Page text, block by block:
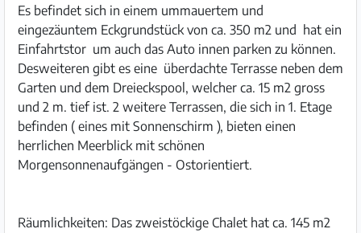
Es befindet sich in einem ummauertem und
eingezäuntem Eckgrundstück von ca. 350 m2 und hat ein
Einfahrtstor um auch das Auto innen parken zu können.
Desweiteren gibt es eine überdachte Terrasse neben dem
Garten und dem Dreieckspool, welcher ca. 15 m2 gross
und 2 m. tief ist. 2 weitere Terrassen, die sich in 1. Etage
befinden ( eines mit Sonnenschirm ), bieten einen
herrlichen Meerblick mit schönen
Morgensonnenaufgängen - Ostorientiert.
Räumlichkeiten: Das zweistöckige Chalet hat ca. 145 m2